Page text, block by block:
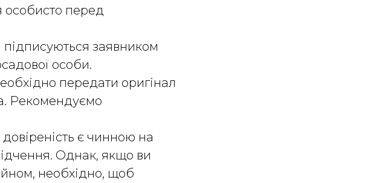
особисто перед
підписуються заявником
особи.
передати оригінал
Рекомендуємо
є чинною на
Однак, якщо ви
необхідно, щоб